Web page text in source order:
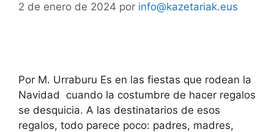
2 de enero de 2024 por info@kazetariak.eus
Por M. Urraburu Es en las fiestas que rodean la
Navidad cuando la costumbre de hacer regalos
se desquicia. A las destinatarios de esos
regalos, todo parece poco: padres, madres,